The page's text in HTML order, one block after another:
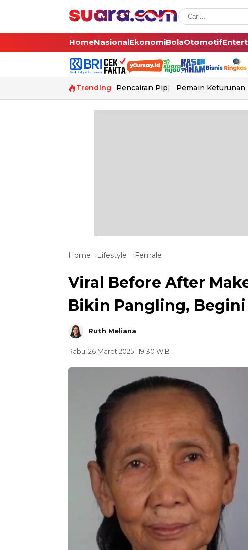
HomeNasionalEkonomiBolaOtomotif
Trending Pencairan Pip Pemain Keturunan
Home Lifestyle Female
Viral Before After
Bikin Pangling,
Ruth Meliana
Rabu, 26 Maret 2025 | 19:30 WIB